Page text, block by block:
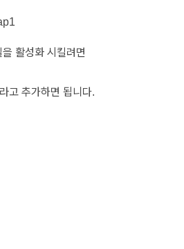
을 활성화 시킬려면
고 추가하면 됩니다.